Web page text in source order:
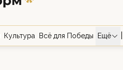
Культура Всё для Победы Ещё